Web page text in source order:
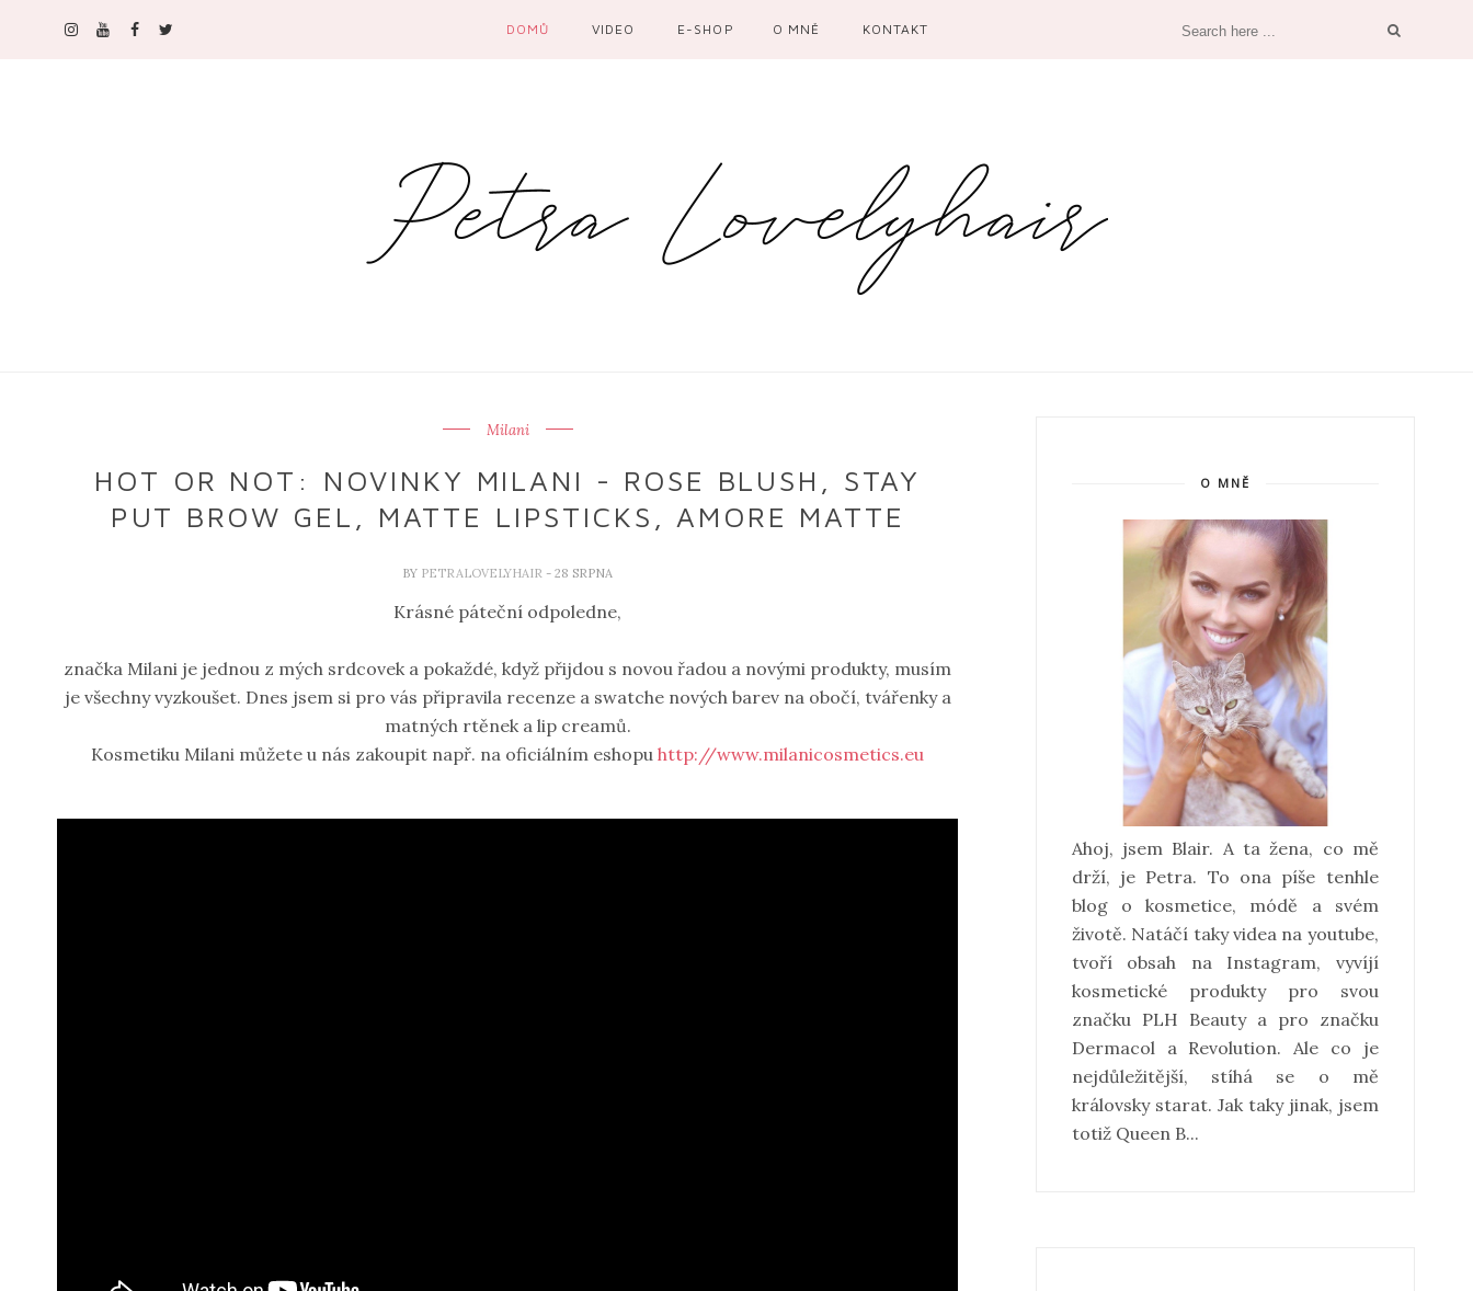
DOMŮ VIDEO E-SHOP O MNĚ KONTAKT
Milani
HOT OR NOT: NOVINKY MILANI - ROSE BLUSH, STAY
PUT BROW GEL, MATTE LIPSTICKS, AMORE MATTE
BY PETRALOVELYHAIR - 28 SRPNA
Krásné páteční odpoledne,
značka Milani je jednou z mých srdcovek a pokaždé, když přijdou s novou řadou a novými produkty, musím
je všechny vyzkoušet. Dnes jsem si pro vás připravila recenze a swatche nových barev na obočí, tvářenky a
matných rtěnek a lip creamů.
Kosmetiku Milani můžete u nás zakoupit např. na oficiálním eshopuhttp://www.milanicosmetics.eu
O MNĚ
Ahoj, jsem Blair. A ta žena, co mě
drží, je Petra. To ona píše tenhle
blog o kosmetice, módě a svém
životě. Natáčí taky videa na youtube,
tvoří obsah na Instagram, vyvíjí
kosmetické produkty pro svou
značku PLH Beauty a pro značku
Dermacol a Revolution. Ale co je
nejdůležitější, stíhá se o mě
královsky starat. Jak taky jinak, jsem
totiž Queen B...